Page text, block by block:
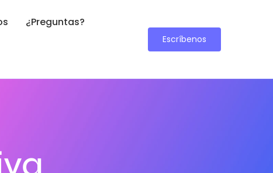
¿Preguntas?
Escríbenos